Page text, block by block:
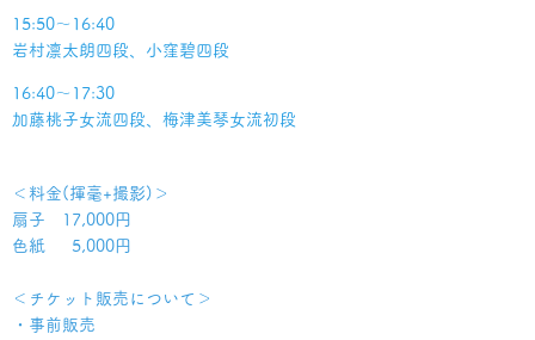
15:50～16:40
岩村凛太朗四段、小窪碧四段
16:40～17:30
加藤桃子女流四段、梅津美琴女流初段
＜料金(揮毫+撮影)＞
扇子 17,000円
色紙 5,000円
＜チケット販売について＞
・事前販売